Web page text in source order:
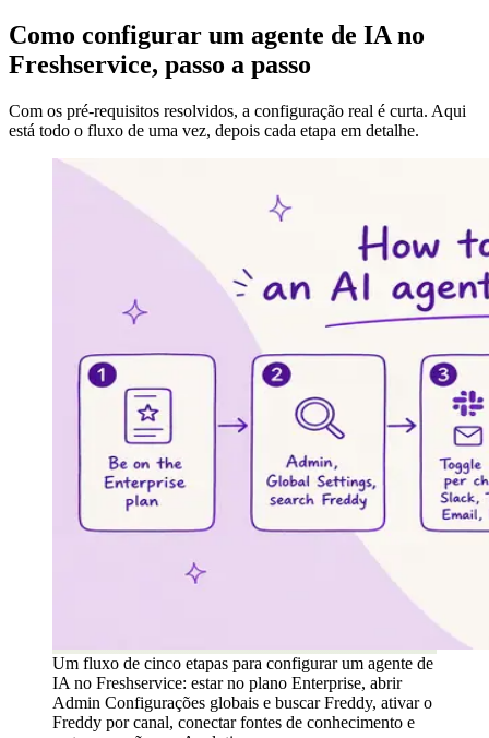
Como configurar um agente de IA no
Freshservice, passo a passo
Com os pré-requisitos resolvidos, a configuração real é curta. Aqui
está todo o fluxo de uma vez, depois cada etapa em detalhe.
Um fluxo de cinco etapas para configurar um agente de
IA no Freshservice: estar no plano Enterprise, abrir
Admin Configurações globais e buscar Freddy, ativar o
Freddy por canal, conectar fontes de conhecimento e